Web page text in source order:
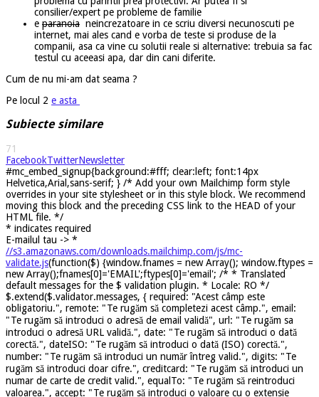
consilier/expert pe probleme de familie
e paranoia neincrezatoare in ce scriu diversi necunoscuti pe
internet, mai ales cand e vorba de teste si produse de la
companii, asa ca vine cu solutii reale si alternative: trebuia sa fac
testul cu aceeasi apa, dar din cani diferite.
Cum de nu mi-am dat seama ?
Pe locul 2 e asta
Subiecte similare
71
FacebookTwitterNewsletter
#mc_embed_signup{background:#fff; clear:left; font:14px
Helvetica,Arial,sans-serif; } /* Add your own Mailchimp form style
overrides in your site stylesheet or in this style block. We recommend
moving this block and the preceding CSS link to the HEAD of your
HTML file. */
* indicates required
E-mailul tau -> *
//s3.amazonaws.com/downloads.mailchimp.com/js/mc-
validate.js(function($) {window.fnames = new Array(); window.ftypes =
new Array();fnames[0]='EMAIL';ftypes[0]='email'; /* * Translated
default messages for the $ validation plugin. * Locale: RO */
$.extend($.validator.messages, { required: "Acest câmp este
obligatoriu.", remote: "Te rugăm să completezi acest câmp.", email:
"Te rugăm să introduci o adresă de email validă", url: "Te rugăm sa
introduci o adresă URL validă.", date: "Te rugăm să introduci o dată
corectă.", dateISO: "Te rugăm să introduci o dată (ISO) corectă.",
number: "Te rugăm să introduci un număr întreg valid.", digits: "Te
rugăm să introduci doar cifre.", creditcard: "Te rugăm să introduci un
numar de carte de credit valid.", equalTo: "Te rugăm să reintroduci
valoarea.", accept: "Te rugăm să introduci o valoare cu o extensie